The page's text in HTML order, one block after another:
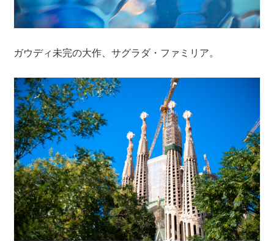
ガウディ未完の大作、サグラダ・ファミリア。